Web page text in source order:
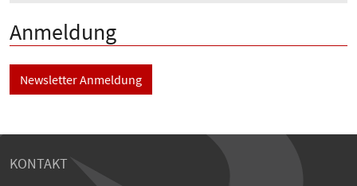
Anmeldung
Newsletter Anmeldung
KONTAKT